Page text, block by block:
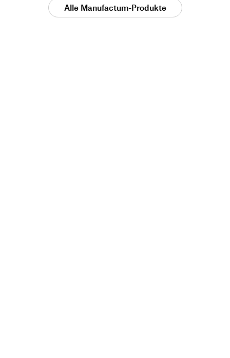
Alle Manufactum-Produkte